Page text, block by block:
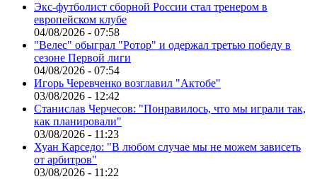
Экс-футболист сборной России стал тренером в
европейском клубе
04/08/2026 - 07:58
"Велес" обыграл "Ротор" и одержал третью победу в
сезоне Первой лиги
04/08/2026 - 07:54
Игорь Черевченко возглавил "Актобе"
03/08/2026 - 12:42
Станислав Черчесов: "Понравилось, что мы играли так,
как планировали"
03/08/2026 - 11:23
Хуан Карседо: "В любом случае мы не можем зависеть
от арбитров"
03/08/2026 - 11:22